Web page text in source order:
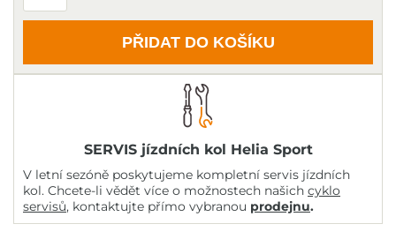
PŘIDAT DO KOŠÍKU
SERVIS jízdních kol Helia Sport
V letní sezóně poskytujeme kompletní servis jízdních
kol. Chcete-li vědět více o možnostech našich cyklo
servisů, kontaktujte přímo vybranou prodejnu.